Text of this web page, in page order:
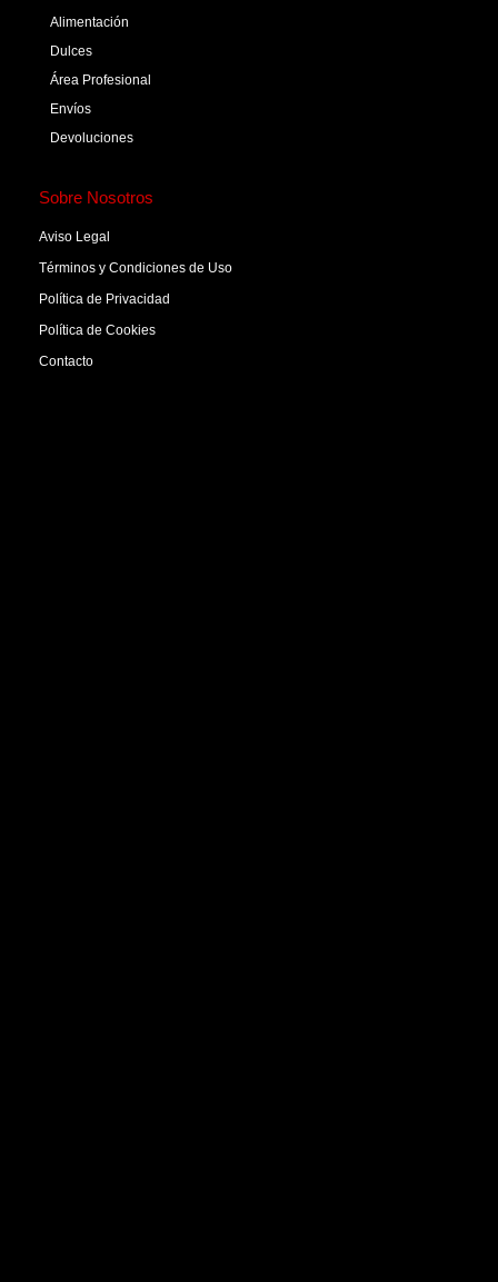
Alimentación
Dulces
Área Profesional
Envíos
Devoluciones
Sobre Nosotros
Aviso Legal
Términos y Condiciones de Uso
Política de Privacidad
Política de Cookies
Contacto